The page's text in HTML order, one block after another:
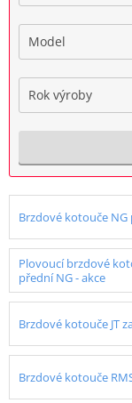
Model
Rok výroby
Brzdové kotouče NG
Plovoucí brzdové
přední NG - akce
Brzdové kotouče JT
Brzdové kotouče